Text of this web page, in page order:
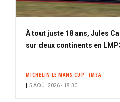
À tout juste 18 ans, Jules
sur deux continents en
MICHELIN LE MANS CUP IMSA
5 AOÛ. 2026 • 18:30